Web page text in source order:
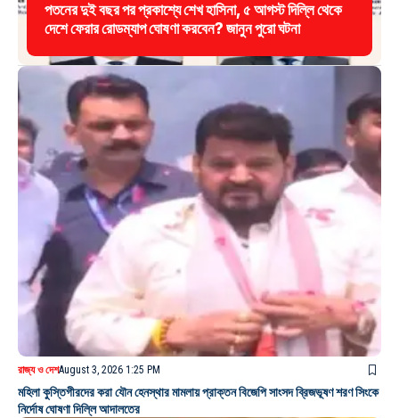
পতনের দুই বছর পর প্রকাশ্যে শেখ হাসিনা, ৫ আগস্ট দিল্লি থেকে
দেশে ফেরার রোডম্যাপ ঘোষণা করবেন? জানুন পুরো ঘটনা
রাজ্য ও দেশAugust 3, 2026 1:25 PM
মহিলা কুস্তিগীরদের করা যৌন হেনস্থার মামলায় প্রাক্তন বিজেপি সাংসদ ব্রিজভূষণ শরণ সিংকে
নির্দোষ ঘোষণা দিল্লি আদালতের